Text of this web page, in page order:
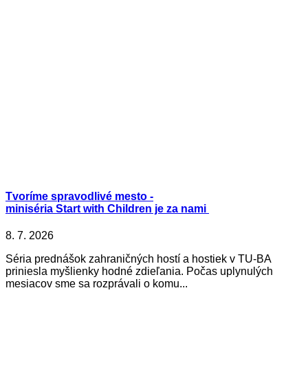
Tvoríme spravodlivé mesto -
miniséria Start with Children je za nami
8. 7. 2026
Séria prednášok zahraničných hostí a hostiek v TU-BA
priniesla myšlienky hodné zdieľania. Počas uplynulých
mesiacov sme sa rozprávali o komu...